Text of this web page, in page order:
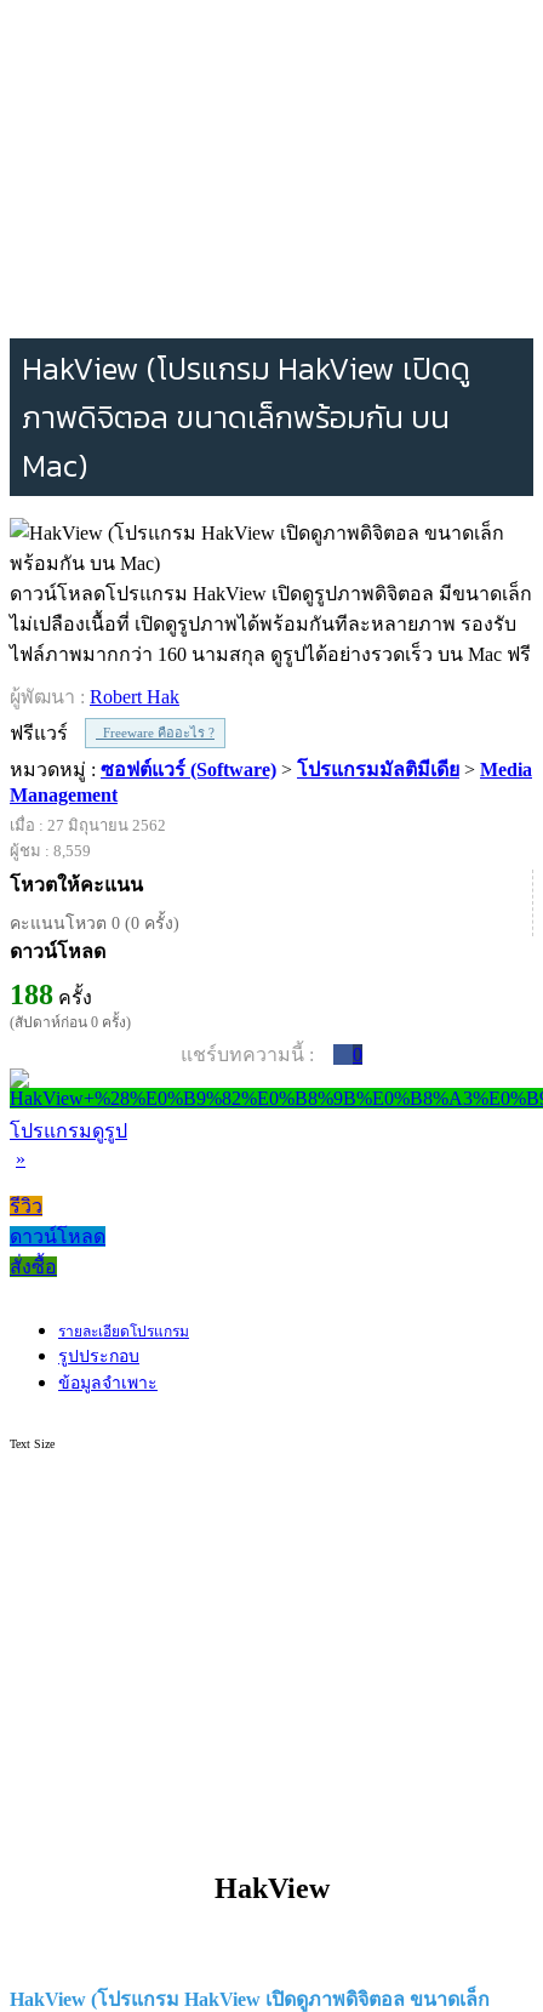
HakView (โปรแกรม HakView เปิดดู
ภาพดิจิตอล ขนาดเล็กพร้อมกัน บน
Mac)
ดาวน์โหลดโปรแกรม HakView เปิดดูรูปภาพดิจิตอล มีขนาดเล็ก
ไม่เปลืองเนื้อที่ เปิดดูรูปภาพได้พร้อมกันทีละหลายภาพ รองรับ
ไฟล์ภาพมากกว่า 160 นามสกุล ดูรูปได้อย่างรวดเร็ว บน Mac ฟรี
ผู้พัฒนา : Robert Hak
ฟรีแวร์
Freeware คืออะไร ?
หมวดหมู่ : ซอฟต์แวร์ (Software) > โปรแกรมมัลติมีเดีย > Media
Management
เมื่อ : 27 มิถุนายน 2562
ผู้ชม : 8,559
โหวตให้คะแนน
คะแนนโหวต 0 (0 ครั้ง)
ดาวน์โหลด
188 ครั้ง
(สัปดาห์ก่อน 0 ครั้ง)
แชร์บทความนี้ : 0
โปรแกรมดูรูป
»
รีวิว
ดาวน์โหลด
สั่งซื้อ
รายละเอียดโปรแกรม
รูปประกอบ
ข้อมูลจำเพาะ
Text Size
HakView
HakView (โปรแกรม HakView เปิดดูภาพดิจิตอล ขนาดเล็ก